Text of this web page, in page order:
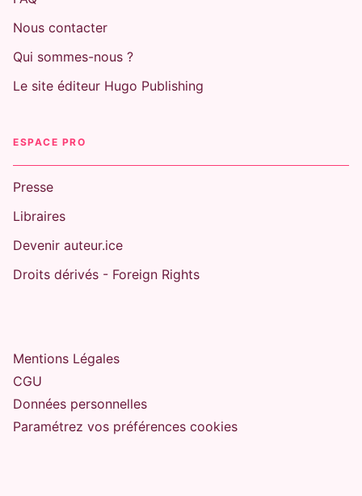
Nous contacter
Qui sommes-nous ?
Le site éditeur Hugo Publishing
ESPACE PRO
Presse
Libraires
Devenir auteur.ice
Droits dérivés - Foreign Rights
Mentions Légales
CGU
Données personnelles
Paramétrez vos préférences cookies